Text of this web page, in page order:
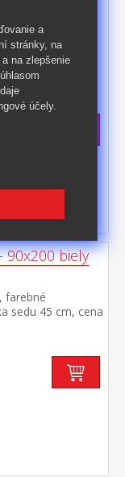
pre
90x200 biely
farebné
sedu 45 cm, cena
rozmer
M5, M9, M12,
doplnok
a
stránky, na
na zlepšenie
účely.